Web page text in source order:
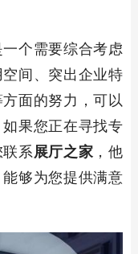
个需要综合考虑
间、突出企业特
面的努力，可以
果您正在寻找专
系展厅之家 ，他
够为您提供满意